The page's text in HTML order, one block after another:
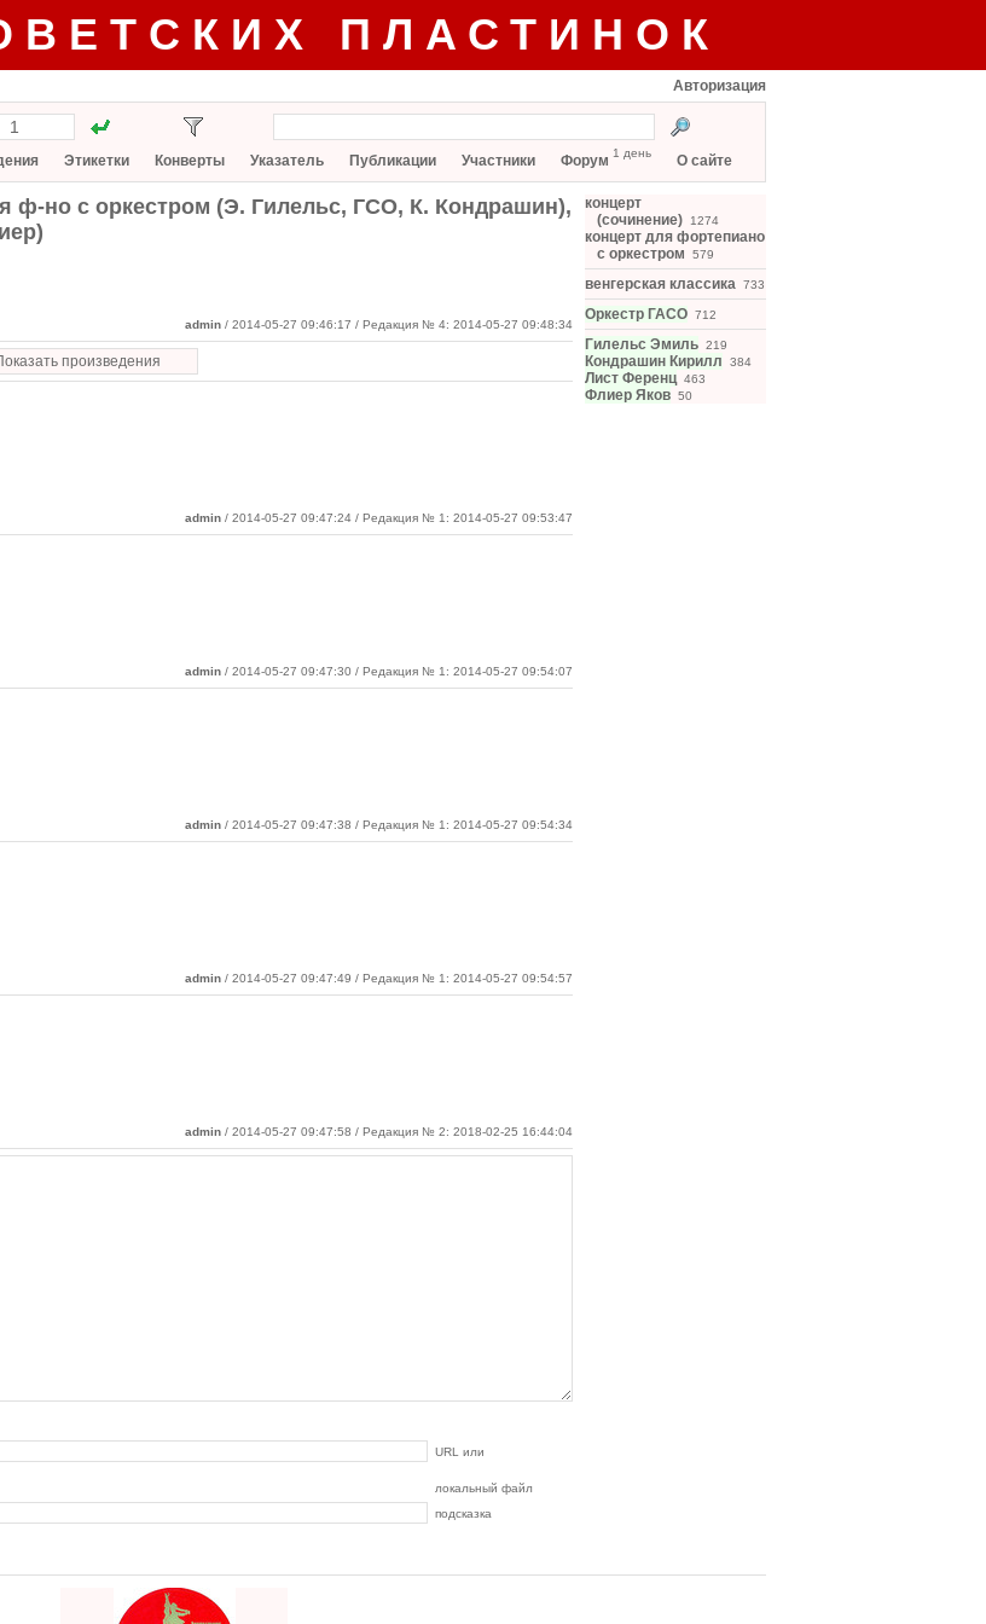
ПЛАСТИНОК
Авторизация
Этикетки Конверты Указатель Публикации Участники Форум 1 день О сайте
ф-но с оркестром (Э. Гилельс, ГСО, К. Кондрашин),
admin / 2014-05-27 09:46:17 / Редакция № 4: 2014-05-27 09:48:34
произведения
admin / 2014-05-27 09:47:24 / Редакция № 1: 2014-05-27 09:53:47
admin / 2014-05-27 09:47:30 / Редакция № 1: 2014-05-27 09:54:07
admin / 2014-05-27 09:47:38 / Редакция № 1: 2014-05-27 09:54:34
admin / 2014-05-27 09:47:49 / Редакция № 1: 2014-05-27 09:54:57
admin / 2014-05-27 09:47:58 / Редакция № 2: 2018-02-25 16:44:04
URL или
локальный файл
подсказка
концерт
(сочинение) 1274
концерт для фортепиано
с оркестром 579
венгерская классика 733
Оркестр ГАСО 712
Гилельс Эмиль 219
Кондрашин Кирилл 384
Лист Ференц 463
Флиер Яков 50